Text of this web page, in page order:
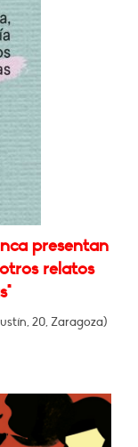
presentan
relatos
20, Zaragoza)